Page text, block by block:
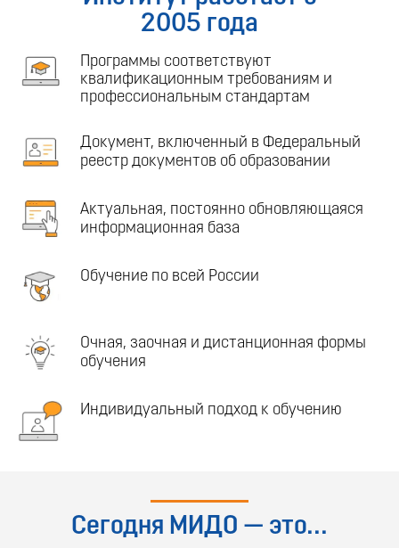
2005 года
Программы соответствуют
квалификационным требованиям и
профессиональным стандартам
Документ, включенный в Федеральный
реестр документов об образовании
Актуальная, постоянно обновляющаяся
информационная база
Обучение по всей России
Очная, заочная и дистанционная формы
обучения
Индивидуальный подход к обучению
Сегодня МИДО — это...